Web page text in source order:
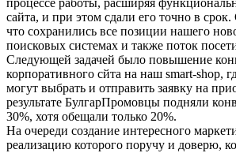
процессе работы, расширяя
сайта, и при этом сдали его точно в
что сохранились все позиции нашего
поисковых системах и также поток
Следующей задачей было повышение
корпоративного сйта на наш smart-shop,
могут выбрать и отправить заявку на
результате БулгарПромовцы подняли
30%, хотя обещали только 20%.
На очереди создание интересного
реализацию которого поручу и доверю,